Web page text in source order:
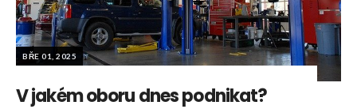
BŘE 01, 2025
V jakém oboru dnes podnikat?